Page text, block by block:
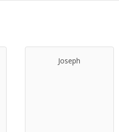
Joseph